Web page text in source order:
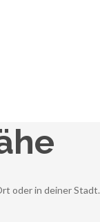
oder in deiner Stadt.